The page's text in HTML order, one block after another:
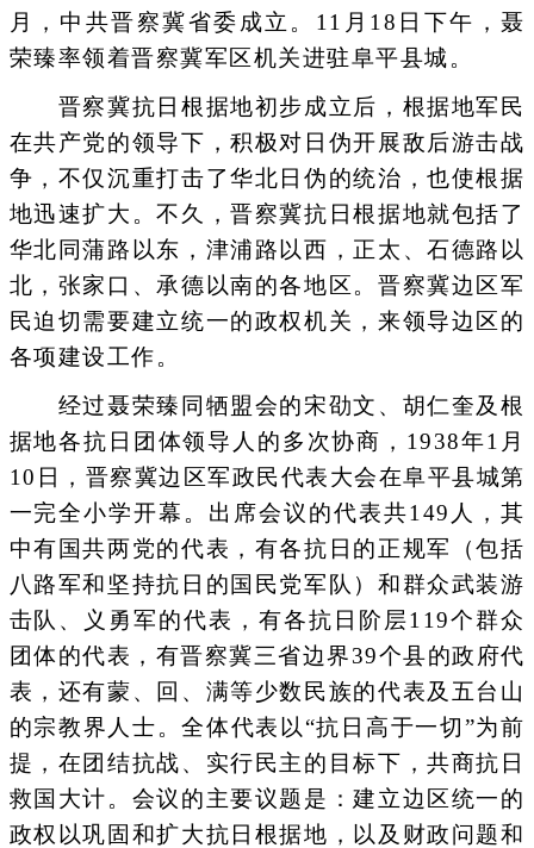
月，中共晋察冀省委成立。11月18日下午，聂
荣臻率领着晋察冀军区机关进驻阜平县城。
晋察冀抗日根据地初步成立后，根据地军民
在共产党的领导下，积极对日伪开展敌后游击战
争，不仅沉重打击了华北日伪的统治，也使根据
地迅速扩大。不久，晋察冀抗日根据地就包括了
华北同蒲路以东，津浦路以西，正太、石德路以
北，张家口、承德以南的各地区。晋察冀边区军
民迫切需要建立统一的政权机关，来领导边区的
各项建设工作。
经过聂荣臻同牺盟会的宋劭文、胡仁奎及根
据地各抗日团体领导人的多次协商，1938年1月
10日，晋察冀边区军政民代表大会在阜平县城第
一完全小学开幕。出席会议的代表共149人，其
中有国共两党的代表，有各抗日的正规军（包括
八路军和坚持抗日的国民党军队）和群众武装游
击队、义勇军的代表，有各抗日阶层119个群众
团体的代表，有晋察冀三省边界39个县的政府代
表，还有蒙、回、满等少数民族的代表及五台山
的宗教界人士。全体代表以“抗日高于一切”为前
提，在团结抗战、实行民主的目标下，共商抗日
救国大计。会议的主要议题是：建立边区统一的
政权以巩固和扩大抗日根据地，以及财政问题和